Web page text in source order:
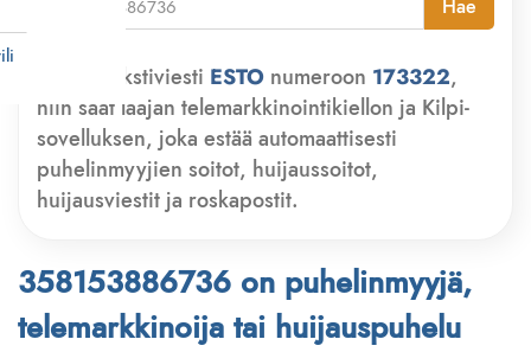
Hae
Lähetä tekstiviesti ESTO numeroon 173322,
niin saat laajan telemarkkinointikiellon ja Kilpi-
sovelluksen, joka estää automaattisesti
puhelinmyyjien soitot, huijaussoitot,
huijausviestit ja roskapostit.
358153886736 on puhelinmyyjä,
telemarkkinoija tai huijauspuhelu